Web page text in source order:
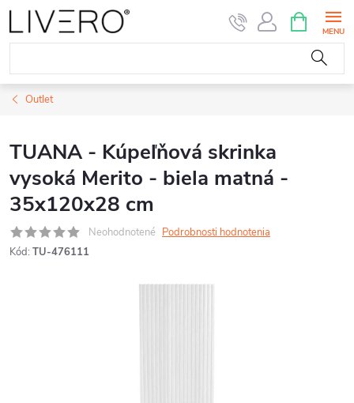
Prejsť
na
obsah
KOŠÍK
Outlet
TUANA - Kúpeľňová skrinka
vysoká Merito - biela matná -
35x120x28 cm
Neohodnotené Podrobnosti hodnotenia
Kód: TU-476111